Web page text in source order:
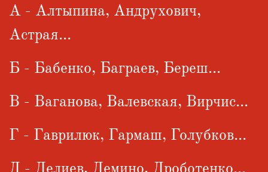
А - Алтыпина, Андрухович,
Астрая...
Б - Бабенко, Баграев, Береш...
В - Ваганова, Валевская, Вирчис...
Г - Гаврилюк, Гармаш, Голубков...